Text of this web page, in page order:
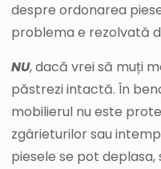
despre ordonarea
problema e rezolvată
NU, dacă vrei să muți
păstrezi intactă. În
mobilierul nu este
zgârieturilor sau
piesele se pot